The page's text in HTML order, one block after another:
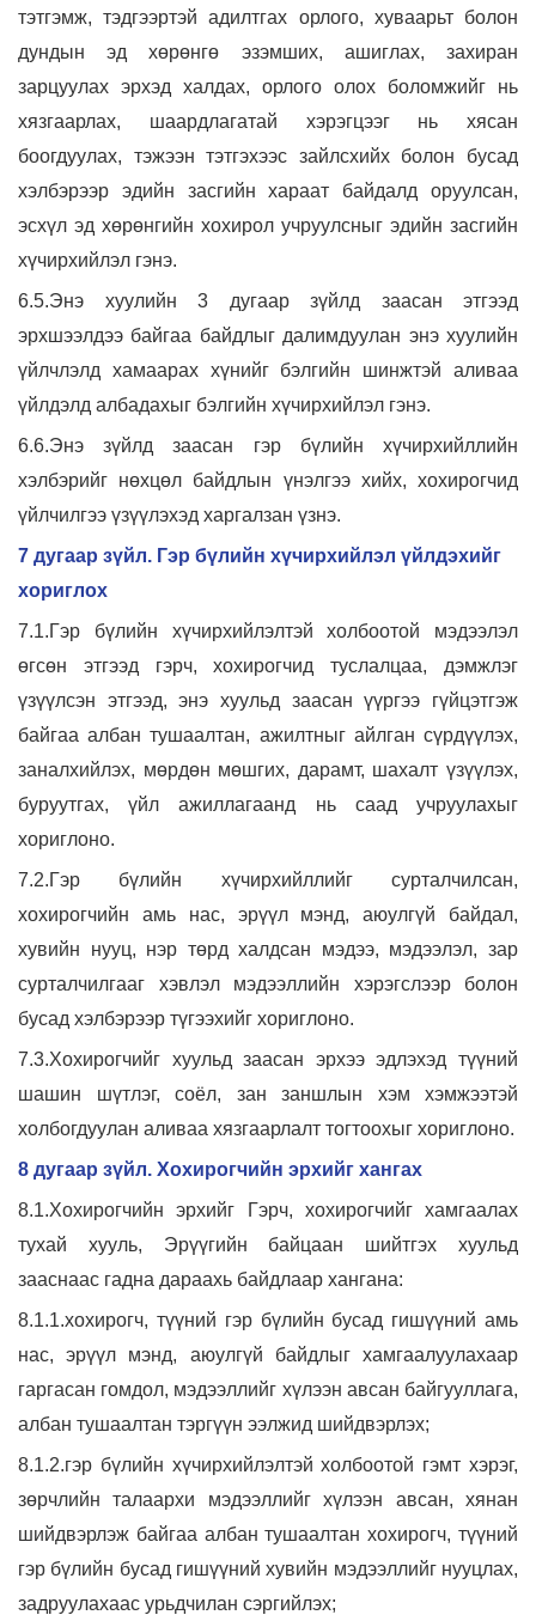
тэтгэмж, тэдгээртэй адилтгах орлого, хуваарьт болон
дундын эд хөрөнгө эзэмших, ашиглах, захиран
зарцуулах эрхэд халдах, орлого олох боломжийг нь
хязгаарлах, шаардлагатай хэрэгцээг нь хясан
боогдуулах, тэжээн тэтгэхээс зайлсхийх болон бусад
хэлбэрээр эдийн засгийн хараат байдалд оруулсан,
эсхүл эд хөрөнгийн хохирол учруулсныг эдийн засгийн
хүчирхийлэл гэнэ.
6.5.Энэ хуулийн 3 дугаар зүйлд заасан этгээд
эрхшээлдээ байгаа байдлыг далимдуулан энэ хуулийн
үйлчлэлд хамаарах хүнийг бэлгийн шинжтэй аливаа
үйлдэлд албадахыг бэлгийн хүчирхийлэл гэнэ.
6.6.Энэ зүйлд заасан гэр бүлийн хүчирхийллийн
хэлбэрийг нөхцөл байдлын үнэлгээ хийх, хохирогчид
үйлчилгээ үзүүлэхэд харгалзан үзнэ.
7 дугаар зүйл. Гэр бүлийн хүчирхийлэл үйлдэхийг
хориглох
7.1.Гэр бүлийн хүчирхийлэлтэй холбоотой мэдээлэл
өгсөн этгээд гэрч, хохирогчид туслалцаа, дэмжлэг
үзүүлсэн этгээд, энэ хуульд заасан үүргээ гүйцэтгэж
байгаа албан тушаалтан, ажилтныг айлган сүрдүүлэх,
заналхийлэх, мөрдөн мөшгих, дарамт, шахалт үзүүлэх,
буруутгах, үйл ажиллагаанд нь саад учруулахыг
хориглоно.
7.2.Гэр бүлийн хүчирхийллийг сурталчилсан,
хохирогчийн амь нас, эрүүл мэнд, аюулгүй байдал,
хувийн нууц, нэр төрд халдсан мэдээ, мэдээлэл, зар
сурталчилгааг хэвлэл мэдээллийн хэрэгслээр болон
бусад хэлбэрээр түгээхийг хориглоно.
7.3.Хохирогчийг хуульд заасан эрхээ эдлэхэд түүний
шашин шүтлэг, соёл, зан заншлын хэм хэмжээтэй
холбогдуулан аливаа хязгаарлалт тогтоохыг хориглоно.
8 дугаар зүйл. Хохирогчийн эрхийг хангах
8.1.Хохирогчийн эрхийг Гэрч, хохирогчийг хамгаалах
тухай хууль, Эрүүгийн байцаан шийтгэх хуульд
зааснаас гадна дараахь байдлаар хангана:
8.1.1.хохирогч, түүний гэр бүлийн бусад гишүүний амь
нас, эрүүл мэнд, аюулгүй байдлыг хамгаалуулахаар
гаргасан гомдол, мэдээллийг хүлээн авсан байгууллага,
албан тушаалтан тэргүүн ээлжид шийдвэрлэх;
8.1.2.гэр бүлийн хүчирхийлэлтэй холбоотой гэмт хэрэг,
зөрчлийн талаархи мэдээллийг хүлээн авсан, хянан
шийдвэрлэж байгаа албан тушаалтан хохирогч, түүний
гэр бүлийн бусад гишүүний хувийн мэдээллийг нууцлах,
задруулахаас урьдчилан сэргийлэх;